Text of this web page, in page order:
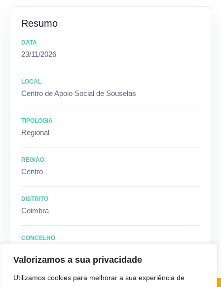
Valorizamos a sua privacidade
Utilizamos cookies para melhorar a sua experiência de
Resumo
DATA
23/11/2026
LOCAL
Centro de Apoio Social de Souselas
TIPOLOGIA
Regional
REGIAO
Centro
DISTRITO
Coimbra
CONCELHO